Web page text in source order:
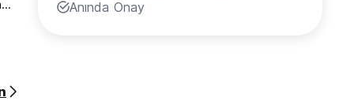
Anında Onay